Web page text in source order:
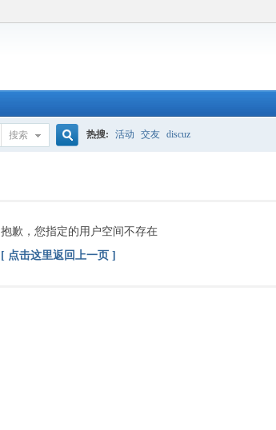
搜索
索
热搜: 活动 交友 discuz
抱歉，您指定的用户空间不存在
[ 点击这里返回上一页 ]